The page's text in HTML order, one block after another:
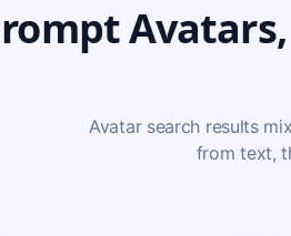
Avatar search results
from text,